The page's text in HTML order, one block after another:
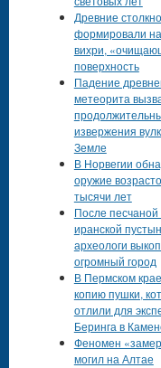
Древние
формировали
вихри,
поверхность
Падение
метеорита
извержения
Земле
В Норвегии
оружие
тысячи лет
После песчаной
иранской
археологи
огромный город
В Пермском
копию пушки,
отлили для
Беринга в
Феномен
могил на Алтае